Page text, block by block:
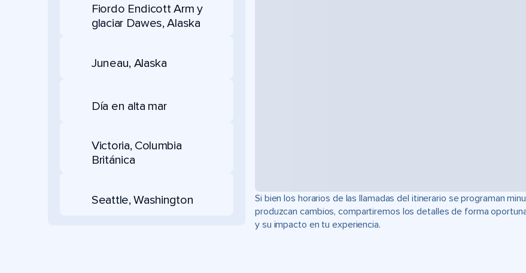
Fiordo Endicott Arm y
glaciar Dawes, Alaska
Juneau, Alaska
Día en alta mar
Victoria, Columbia
Británica
Seattle, Washington
Si bien los horarios de las llamadas del itinerario se programan
produzcan cambios, compartiremos los detalles de forma
y su impacto en tu experiencia.